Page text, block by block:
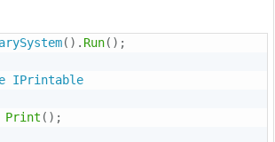
( ) . Run( ) ;
IPrintable
Print ( ) ;